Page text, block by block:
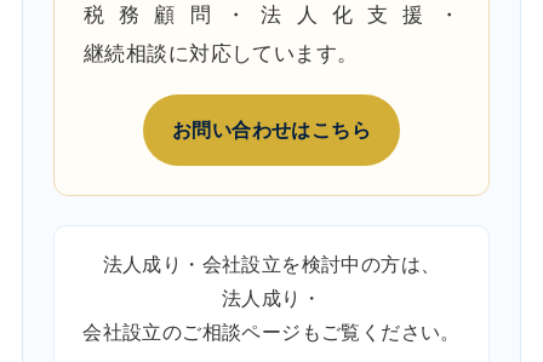
税務顧問・法人化支援・
継続相談に対応しています。
お問い合わせはこちら
法人成り・会社設立を検討中の方は、
法人成り・
会社設立のご相談ページ もご覧ください。